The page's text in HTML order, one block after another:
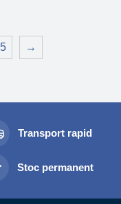
5 →
Transport rapid
Stoc permanent